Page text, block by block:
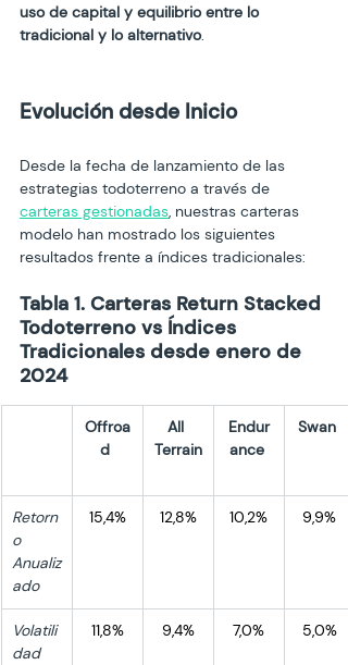
uso de capital y equilibrio entre lo
tradicional y lo alternativo.
Evolución desde Inicio
Desde la fecha de lanzamiento de las
estrategias todoterreno a través de
carteras gestionadas, nuestras carteras
modelo han mostrado los siguientes
resultados frente a índices tradicionales:
Tabla 1. Carteras Return Stacked
Todoterreno vs Índices
Tradicionales desde enero de
2024
Offroa
d
All
Terrain
Endur
ance
Swan
Retorn
o
Anualiz
ado
15,4% 12,8% 10,2% 9,9%
Volatili
dad
11,8% 9,4% 7,0% 5,0%